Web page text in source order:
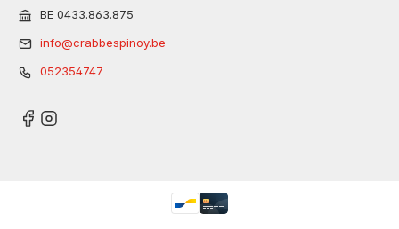
BE 0433.863.875
info@crabbespinoy.be
052354747